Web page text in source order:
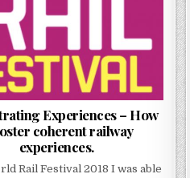
Experiences – How
coherent railway
experiences.
Rail Festival 2018 I was able